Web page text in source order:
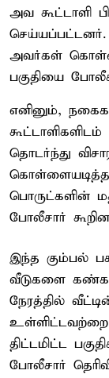
அவ கூட்டாளி
அவர்கள்
பகுதியை
எனினும்,
தொடர்ந்து
பொருட்களின்
போலீசார்
இந்த கும்பல்
வீடுகளை
நேரத்தில்
உள்ளிட்டவற்றை
திட்டமிட்ட
போலீசார்